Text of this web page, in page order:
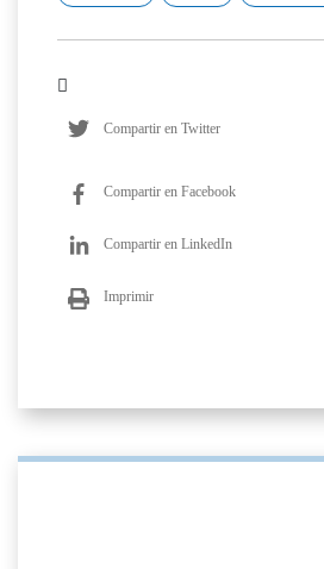
Compartir en Twitter
Compartir en Facebook
Compartir en LinkedIn
Imprimir